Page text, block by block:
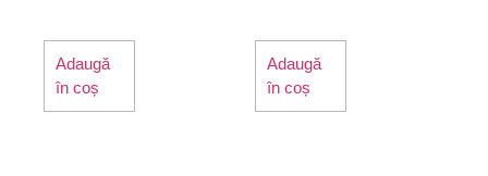
Adaugă
în coș
Adaugă
în coș